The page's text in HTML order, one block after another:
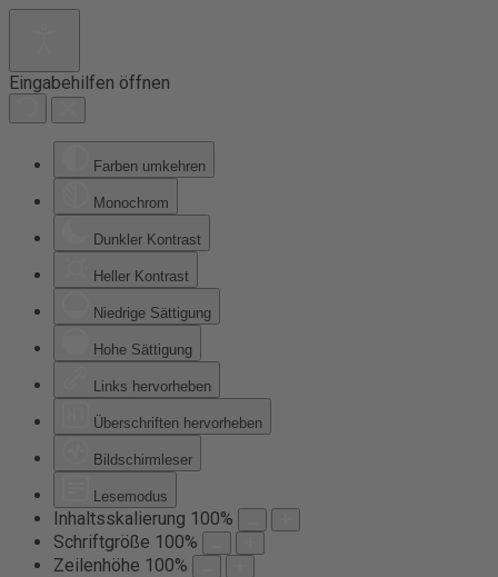
Eingabehilfen öffnen
Farben umkehren
Monochrom
Dunkler Kontrast
Heller Kontrast
Niedrige Sättigung
Hohe Sättigung
Links hervorheben
Überschriften hervorheben
Bildschirmleser
Lesemodus
Inhaltsskalierung 100%
Schriftgröße 100%
Zeilenhöhe 100%